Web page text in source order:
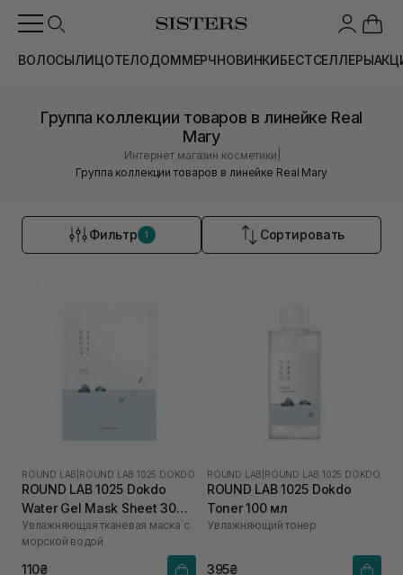
ВОЛОСЫЛИЦОТЕЛОДОММЕРЧНОВИНКИБЕСТСЕЛЛЕРЫ
Группа коллекции товаров в линейке Real
Mary
Интернет магазин косметики
Группа коллекции товаров в линейке Real Mary
Фильтр 1 Сортировать
ROUND LAB ROUND LAB 1025 DOKDO
ROUND LAB 1025 Dokdo
Water Gel Mask Sheet 30
мл
Увлажняющая тканевая маска с
морской водой
110₴
ROUND LAB ROUND LAB 1025 DOKDO
ROUND LAB 1025 Dokdo
Toner 100 мл
Увлажняющий тонер
395₴